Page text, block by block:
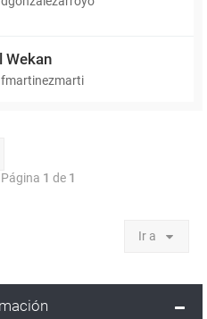
Wekan
fmartinezmarti
1 de 1
Ir a